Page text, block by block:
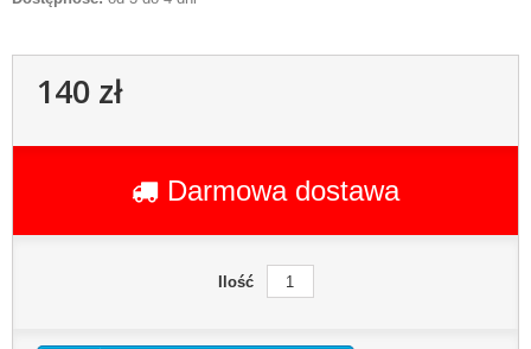
140 zł
Darmowa dostawa
Ilość